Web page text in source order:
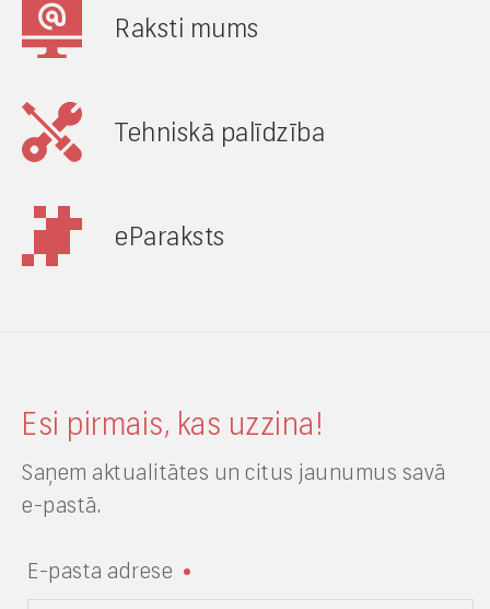
Raksti mums
Tehniskā palīdzība
eParaksts
Esi pirmais, kas uzzina!
Saņem aktualitātes un citus jaunumus savā
e-pastā.
E-pasta adrese